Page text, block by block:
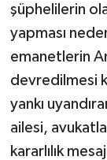
şüphelilerin
yapması
emanetlerin
devredilmesi
yankı
ailesi,
kararlılık